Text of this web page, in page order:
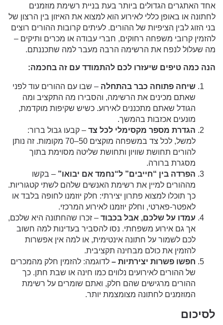
אחד האתגרים הגדולים ביותר בעת בניית רשימת מוזמנים
לחתונה או באופן כללי לאירוע הוא למצוא את האיזון בין הרצון של
בני הזוג לבין הציפיות של ההורים. לעיתים קרובות ההורים רוצים
להזמין קרובי משפחה רחוקים, חברי עבודה או מכרים ותיקים –
מה שעלול לנפח את הרשימה הרבה מעבר למה שתכננתם.
הנה כמה טיפים שיעזרו לכם להתמודד עם זה בחכמה:
שיחה פתוחה כבר בהתחלה – שבו עם ההורים עוד לפני
שאתם מכינים את הרשימה, והסבירו מה התקציב ומה
הגודל שאתם מתכננים לאירוע. כשיש שקיפות מוקדמת,
מונעים אכזבות בהמשך.
הגדרת מספר מקסימלי לכל צד – קבעו גבול ברור:
למשל, לכל צד במשפחה מוקצים 50–70 מקומות. זה נותן
להורים תחושת שוויון ותחושת שליטה מסוימת בתוך
מסגרת ברורה.
הפרדה בין “חייבים” ל“נחמד אם יבואו” – בקשו
מההורים למיין את רשימת האנשים שלהם לשתי קטגוריות.
כך תוכלו למצוא פתרון יצירתי: חלק יוזמנו לחופה בלבד או
לאפטר-פארטי, וחלק יוזמנו לאירוע המרכזי.
עמדו על שלכם, אבל בכבוד – זכרו שהחתונה היא שלכם,
אך גם אירוע משפחתי. נסו להסביר בעדינות למה חשוב
לכם לשמור על חתונה אינטימית, או למה אין אפשרות
להזמין את כולם מבחינה תקציבית.
חפשו פשרות יצירתיות – לדוגמה: להזמין חלק מהמכרים
של ההורים לאירועים נלווים כמו חינה או שבת חתן. כך
ההורים מרגישים שהם חלק, ואתם שומרים על רשימת
המוזמנים לחתונה מצומצמת יותר.
לסיכום